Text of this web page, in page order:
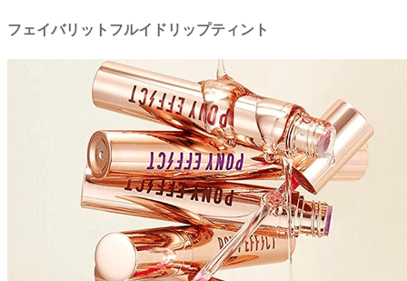
フェイバリットフルイドリップティント